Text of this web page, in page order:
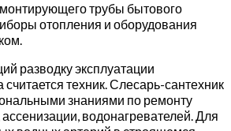
трубы бытового
отопления и оборудования
разводку эксплуатации
техник. Слесарь-сантехник
знаниями по ремонту
водонагревателей. Для